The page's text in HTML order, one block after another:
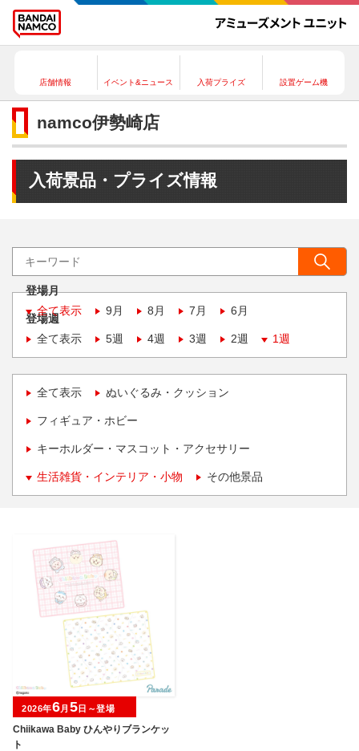
店舗情報 イベント&ニュース 入荷プライズ 設置ゲーム機
namco伊勢崎店
入荷景品・プライズ情報
登場月
全て表示
9月 8月 7月 6月
登場週
全て表示
5週 4週 3週 2週 1週
全て表示 ぬいぐるみ・クッション
フィギュア・ホビー
キーホルダー・マスコット・アクセサリー
生活雑貨・インテリア・小物 その他景品
Chiikawa Baby ひんやりブランケッ
ト
2026年6月 5日～登場